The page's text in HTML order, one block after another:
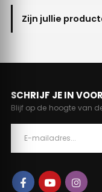
Zijn jullie
SCHRIJF JE IN
Blijf op de hoogte van